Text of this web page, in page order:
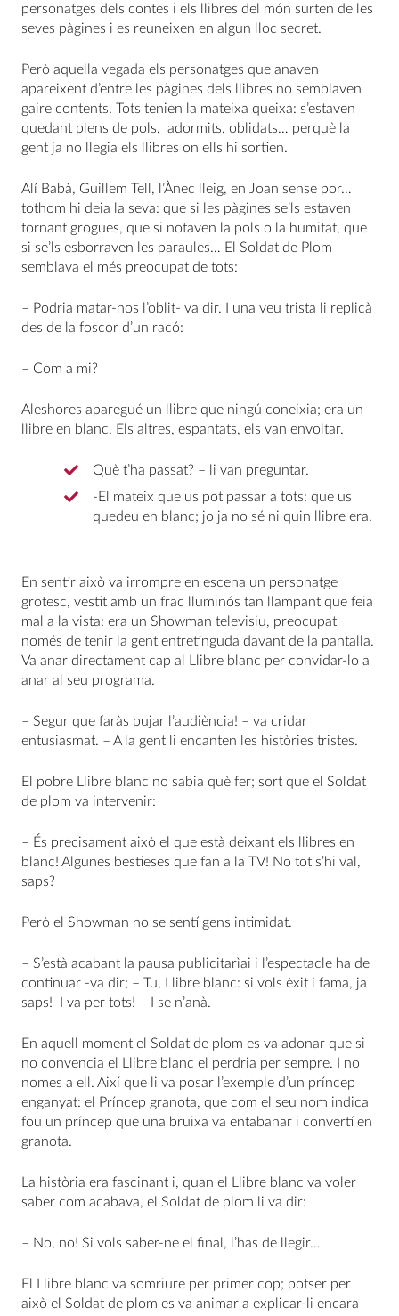
personatges dels contes i els llibres del món surten de les
seves pàgines i es reuneixen en algun lloc secret.
Però aquella vegada els personatges que anaven
apareixent d’entre les pàgines dels llibres no semblaven
gaire contents. Tots tenien la mateixa queixa: s’estaven
quedant plens de pols, adormits, oblidats… perquè la
gent ja no llegia els llibres on ells hi sortien.
Alí Babà, Guillem Tell, l’Ànec lleig, en Joan sense por…
tothom hi deia la seva: que si les pàgines se’ls estaven
tornant grogues, que si notaven la pols o la humitat, que
si se’ls esborraven les paraules… El Soldat de Plom
semblava el més preocupat de tots:
– Podria matar-nos l’oblit- va dir. I una veu trista li replicà
des de la foscor d’un racó:
– Com a mi?
Aleshores aparegué un llibre que ningú coneixia; era un
llibre en blanc. Els altres, espantats, els van envoltar.
Què t’ha passat? – li van preguntar.
-El mateix que us pot passar a tots: que us
quedeu en blanc; jo ja no sé ni quin llibre era.
En sentir això va irrompre en escena un personatge
grotesc, vestit amb un frac lluminós tan llampant que feia
mal a la vista: era un Showman televisiu, preocupat
només de tenir la gent entretinguda davant de la pantalla.
Va anar directament cap al Llibre blanc per convidar-lo a
anar al seu programa.
– Segur que faràs pujar l’audiència! – va cridar
entusiasmat. – A la gent li encanten les històries tristes.
El pobre Llibre blanc no sabia què fer; sort que el Soldat
de plom va intervenir:
– És precisament això el que està deixant els llibres en
blanc! Algunes bestieses que fan a la TV! No tot s’hi val,
saps?
Però el Showman no se sentí gens intimidat.
– S’està acabant la pausa publicitarìai i l’espectacle ha de
continuar -va dir; – Tu, Llibre blanc: si vols èxit i fama, ja
saps! I va per tots! – I se n’anà.
En aquell moment el Soldat de plom es va adonar que si
no convencia el Llibre blanc el perdria per sempre. I no
nomes a ell. Així que li va posar l’exemple d’un príncep
enganyat: el Príncep granota, que com el seu nom indica
fou un príncep que una bruixa va entabanar i convertí en
granota.
La història era fascinant i, quan el Llibre blanc va voler
saber com acabava, el Soldat de plom li va dir:
– No, no! Si vols saber-ne el final, l’has de llegir…
El Llibre blanc va somriure per primer cop; potser per
això el Soldat de plom es va animar a explicar-li encara